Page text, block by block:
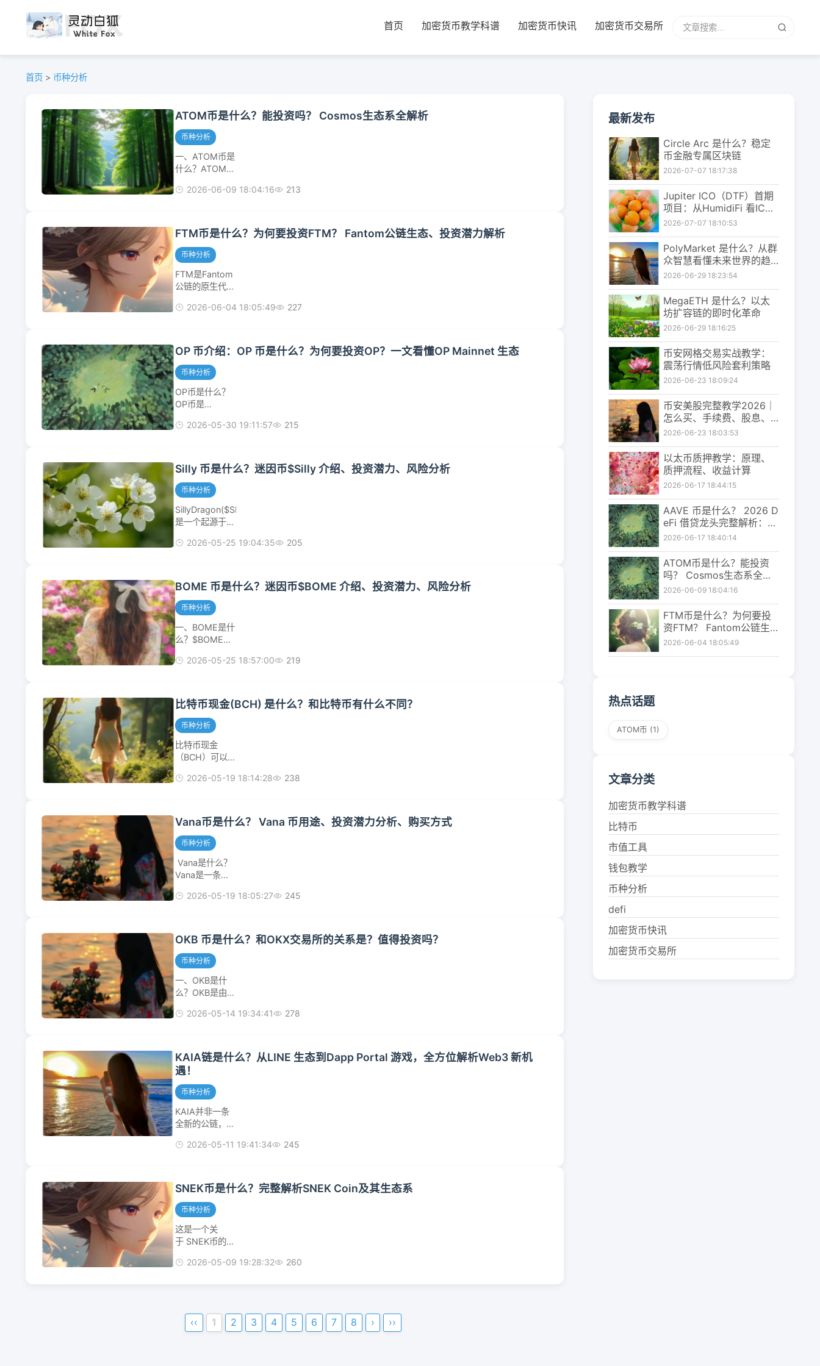
首页 加密货币教学科谱 加密货币快讯 加密货币交易所
首页 > 币种分析
ATOM币是什么？能投资吗？ Cosmos生态系全解析
币种分析
一、ATOM币是
什么？ATOM是
原生代币，也是
资产。它并不是
一条“万能公链”
的币，而是一个
枢纽型区块链的
治理、质押与安
全代币。核心定
位CosmosHub
区块链（称为
“Zone”）通过
IBC...
2026-06-09 18:04:16 213
FTM币是什么？为何要投资FTM？ Fantom公链生态、投资潜力解析
币种分析
FTM是Fantom
公链的原生代
什么、公链特
来解析，但请注
意，这不构成任
何投资建议。
么？FTM是
Fantom区块链
的原生功能型代
F...
2026-06-04 18:05:49 227
OP 币介绍：OP 币是什么？为何要投资OP？一文看懂OP Mainnet 生态
币种分析
OP币是什么？
OP币是
的原生治理代
在以太坊主网及
OPMainnet
上。Optimism
Layer2扩容方
案，采用
OptimisticRollup
据提交到以太坊
主网，从而大幅
降低Gas费用...
2026-05-30 19:11:57 215
Silly 币是什么？迷因币$Silly 介绍、投资潜力、风险分析
币种分析
SillyDragon($SILLY)
是一个起源于
Cosplay的
表现已极度萎
缩，且交易所已
对其发出退市警
月的数据显示，
其价格相较历史
高点已跌去超过
起源与文化背
景：
SillyDragon($SILLY)
诞生于2023年
11月的...
2026-05-25 19:04:35 205
BOME 币是什么？迷因币$BOME 介绍、投资潜力、风险分析
币种分析
一、BOME是什
么？$BOME，
BookofMeme（迷
公链的SPL代
币，由知名加密
艺术家
发起，于2024
年3月正式发
行。与多数迷因
络梗图，而是致
力于打造一个链
上迷因文化
的"数字档案
馆"——通过
2026-05-25 18:57:00 219
比特币现金(BCH) 是什么？和比特币有什么不同？
币种分析
比特币现金
（BCH）可以理
（BTC）的一个
拥堵和高手续费
问题，于2017
年通过“硬分叉”
是成为更高效的
“点对点电子现
金”系统。你可
比维度💰比特币
(BTC)💸比特币
现金(BCH)核心
目标...
2026-05-19 18:14:28 238
Vana币是什么？ Vana 币用途、投资潜力分析、购买方式
币种分析
Vana是什么？
Vana是一条与
（EVM）兼容
是让用户能够真
正拥有、控制自
己产生的数据，
回报，直接参与
到AI经济中来。
它致力于解决当
数据，但数据的
价值和收益却几
乎全部被中心化
平台获取。...
2026-05-19 18:05:27 245
OKB 币是什么？和OKX交易所的关系是？值得投资吗？
币种分析
一、OKB是什
么？OKB是由
2018年发行的
太坊ERC-20协
议发行，现已拓
展至其自有
Layer2网络
XLayer，并成
为该网络的独家
Gas代币。OKB
的核心功能包
括：交易手续...
2026-05-14 19:34:41 278
KAIA链是什么？从LINE 生态到Dapp Portal 游戏，全方位解析Web3 新机
遇！
币种分析
KAIA并非一条
全新的公链，而
头Kakao和日本
链（Klaytn和
Finschia）合并
而成，旨在承载
大规模社交应用
的Web3生态体
系。🧬KAIA公
2026-05-11 19:41:34 245
SNEK币是什么？完整解析SNEK Coin及其生态系
币种分析
这是一个关
于 SNEK币的完
意的是，加密货
格相关数据都具
有很强的时效
2026-05-09 19:28:32 260
‹‹ 1 2 3 4 5 6 7 8 › ››
最新发布
Circle Arc 是什么？稳定
币金融专属区块链
2026-07-07 18:17:38
Jupiter ICO（DTF）首期
项目：从HumidiFi 看ICO
的重构
2026-07-07 18:10:53
PolyMarket 是什么？从群
众智慧看懂未来世界的趋
势判断平台
2026-06-29 18:23:54
MegaETH 是什么？以太
坊扩容链的即时化革命
2026-06-29 18:16:25
币安网格交易实战教学：
震荡行情低风险套利策略
2026-06-23 18:09:24
币安美股完整教学2026｜
怎么买、手续费、股息、
出金与风险一次看懂
2026-06-23 18:03:53
以太币质押教学：原理、
质押流程、收益计算
2026-06-17 18:44:15
AAVE 币是什么？ 2026 D
eFi 借贷龙头完整解析：利
率、质押、投资前景一次
2026-06-17 18:40:14
ATOM币是什么？能投资
吗？ Cosmos生态系全解
析
2026-06-09 18:04:16
FTM币是什么？为何要投
资FTM？ Fantom公链生
态、投资潜力解析
2026-06-04 18:05:49
热点话题
ATOM币 (1)
文章分类
加密货币教学科谱
比特币
市值工具
钱包教学
币种分析
defi
加密货币快讯
加密货币交易所